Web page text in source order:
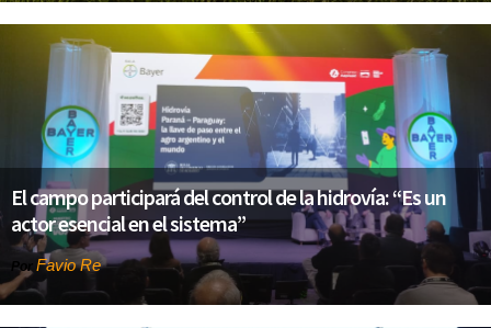
El campo participará del control de la hidrovía: “Es un
actor esencial en el sistema”
Por Favio Re